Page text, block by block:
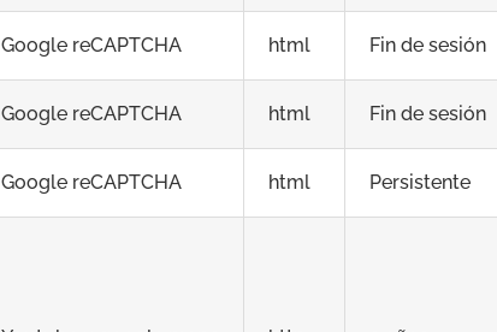
Google reCAPTCHA html Fin de sesión
Google reCAPTCHA html Fin de sesión
Google reCAPTCHA html Persistente